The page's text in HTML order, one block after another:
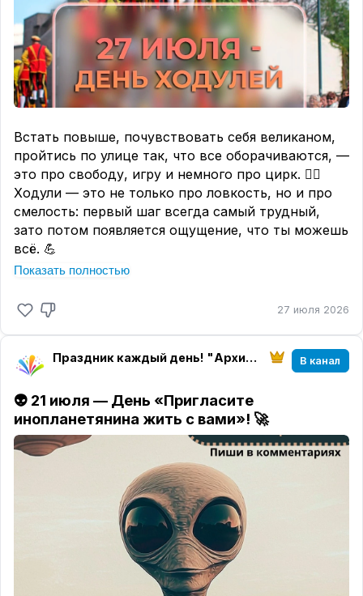
Встать повыше, почувствовать себя великаном,
пройтись по улице так, что все оборачиваются, —
это про свободу, игру и немного про цирк. 🤹‍♂
Ходули — это не только про ловкость, но и про
смелость: первый шаг всегда самый трудный,
зато потом появляется ощущение, что ты можешь
всё. 💪
Даже если ходулей под рукой нет, можно сегодня
сложную задачу, которую откладывал, или
просто сказать себе: «Я справлюсь». 😎
Вспомни, когда ты в последний раз делал что-то
непривычное и немножко рискованное — и как
это чувствовалось. 🤩
👇 Поделись в комментариях: ты бы попробовал
ходить на ходулях? Или расскажи про свой «шаг
на высоту» — про что-то, что казалось сложным,
но ты справился. Будем вдохновлять друг друга!
#ДеньХодулей #ВышеГолову
#ЦирковоеНастроение #ЛовкостьИСмелость
Показать полностью
27 июля 2026
Праздник каждый день! "Архитектура настроения" магазин "Твоего праздника" В канал
👽 21 июля — День «Пригласите
инопланетянина жить с вами»! 🚀